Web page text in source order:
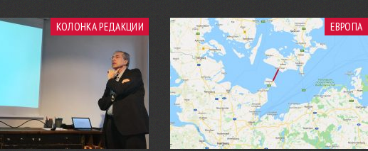
КОЛОНКА РЕДАКЦИИ ЕВРОПА